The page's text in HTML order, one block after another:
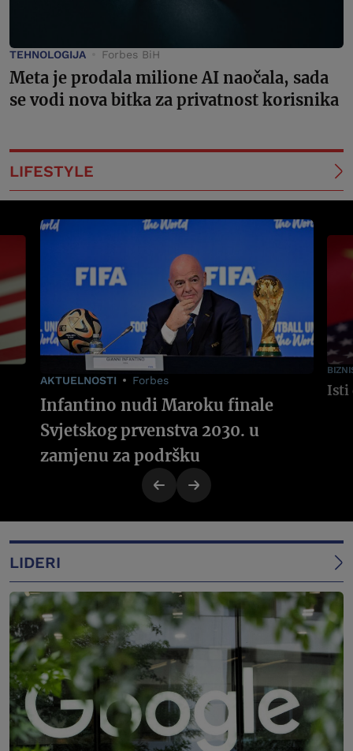
TEHNOLOGIJA Forbes BiH
Meta je prodala milione AI naočala, sada
se vodi nova bitka za privatnost korisnika
LIFESTYLE
AKTUELNOSTI Forbes
Infantino nudi Maroku finale
Svjetskog prvenstva 2030. u
zamjenu za podršku
LIDERI